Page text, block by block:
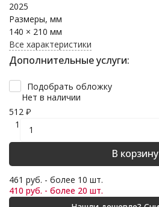
2025
Размеры, мм
140 × 210 мм
Все характеристики
Дополнительные услуги:
Подобрать обложку
Нет в наличии
512 ₽
1
В корзину
461 руб. - более 10 шт.
410 руб. - более 20 шт.